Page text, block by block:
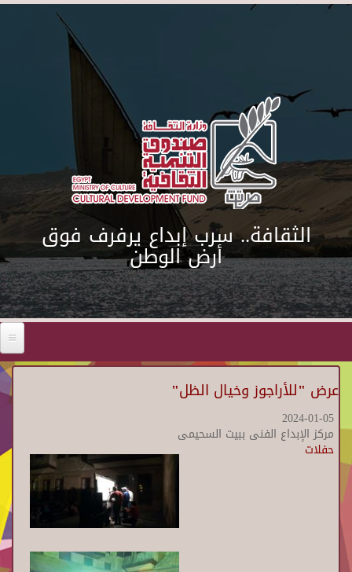
Skip to main content
الثقافة.. سرب إبداع يرفرف فوق
أرض الوطن
عرض "للأراجوز وخيال الظل"
2024-01-05
مركز الإبداع الفنى ببيت السحيمى
حفلات